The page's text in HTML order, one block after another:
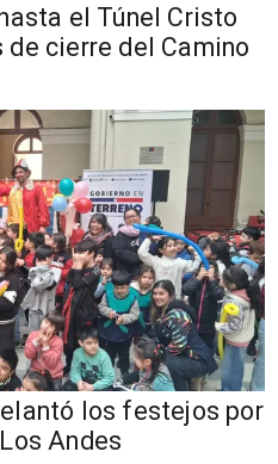
el Túnel Cristo
cierre del Camino
los festejos por
Andes